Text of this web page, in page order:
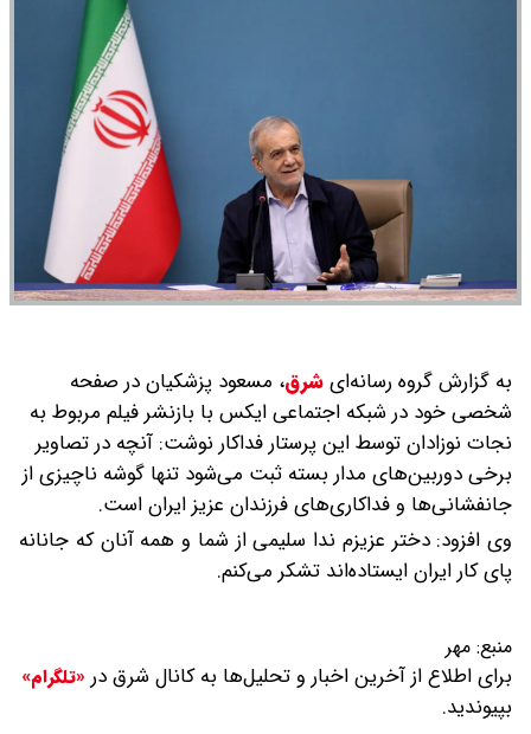
به گزارش گروه رسانه‌ایشرق، مسعود پزشکیان در صفحه
شخصی خود در شبکه اجتماعی ایکس با بازنشر فیلم مربوط به
نجات نوزادان توسط این پرستار فداکار نوشت: آنچه در تصاویر
برخی دوربین‌های مدار بسته ثبت می‌شود تنها گوشه ناچیزی از
جانفشانی‌ها و فداکاری‌های فرزندان عزیز ایران است.
وی افزود: دختر عزیزم ندا سلیمی از شما و همه آنان که جانانه
پای کار ایران ایستاده‌اند تشکر می‌کنم.
منبع: مهر
برای اطلاع از آخرین اخبار و تحلیل‌ها به کانال شرق در «تلگرام»
بپیوندید.